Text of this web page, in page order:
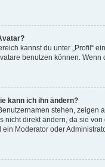
kannst du unter „Profil“
benutzen können.
kann ich ihn ändern?
stehen, zeigen
nicht direkt ändern, da sie
Moderator oder